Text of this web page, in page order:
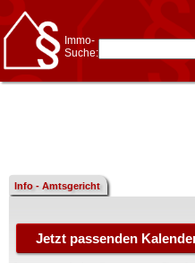
Immo-
Suche:
z.B.:15 Frankfurt
Frankfurt/Oder
und6 Frankfurtfür Frankfurt
Immobiliensuche
nach Kreis
Info - Amtsgericht